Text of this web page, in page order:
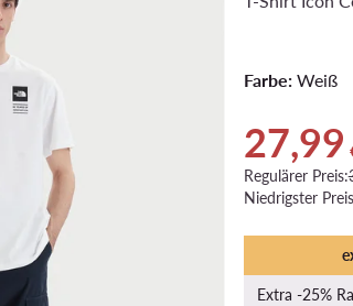
Farbe:Weiß
Aktueller
27,99
Regulärer Preis:
Niedrigster
Extra -25%